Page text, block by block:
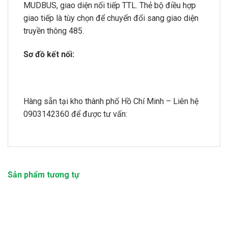
MUDBUS, giao diện nối tiếp TTL. Thẻ bộ điều hợp
giao tiếp là tùy chọn để chuyển đổi sang giao diện
truyền thông 485.
Sơ đồ kết nối:
Hàng sẵn tại kho thành phố Hồ Chí Minh – Liên hệ
0903142360 để được tư vấn:
Sản phẩm tương tự